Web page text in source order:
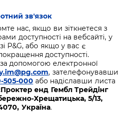
зв'язок
нас, якщо ви зіткнетеся з
доступності на вебсайті, у
P&G, або якщо у вас є
доступності.
допомогою електронної
, зателефонувавши
505-000 або надіславши листа
енд Гембл Трейдінг
Хрещатицька, 5/13,
Україна.